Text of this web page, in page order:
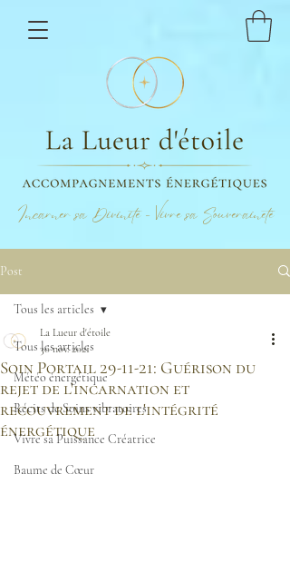
Incarner sa Divinité - Vivre sa Souveraineté
Post
Tous les articles
Météo énergétique
Récits de Soins vibratoires
Vivre sa Puissance Créatrice
Baume de Cœur
Tous les articles
Soin Portail 29-11-21: Guérison du
rejet de l'incarnation et
recouvrement de l'intégrité
énergétique
La Lueur d'étoile
30 nov. 2021